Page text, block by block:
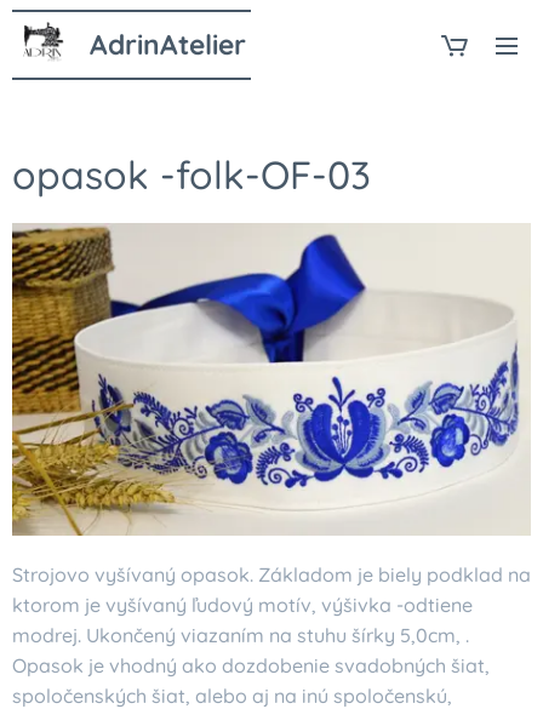
AdrinAtelier
opasok -folk-OF-03
Strojovo vyšívaný opasok. Základom je biely podklad na
ktorom je vyšívaný ľudový motív, výšivka -odtiene
modrej. Ukončený viazaním na stuhu šírky 5,0cm, .
Opasok je vhodný ako dozdobenie svadobných šiat,
spoločenských šiat, alebo aj na inú spoločenskú,